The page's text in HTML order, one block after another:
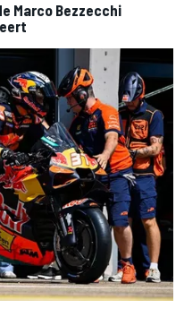
Marco Bezzecchi